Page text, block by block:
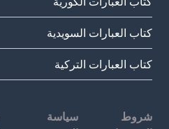
كتاب العبارات السويدية
كتاب العبارات التركية
شروط
سياسة